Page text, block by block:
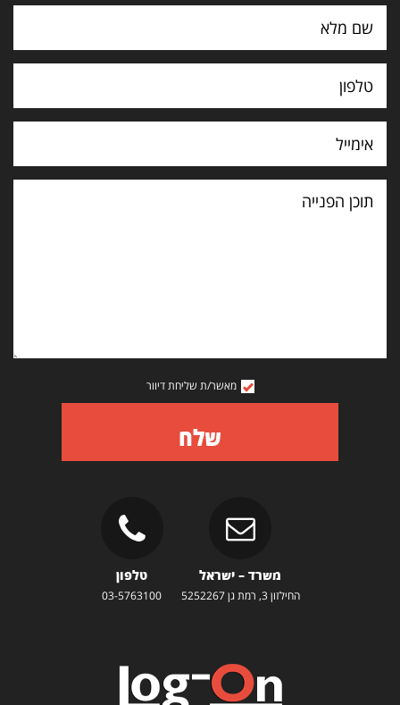
תוכן
הפנייה
מאשר/ת שליחת דיוור
שלח
משרד – ישראל
החילזון 3, רמת גן 5252267
טלפון
03-5763100